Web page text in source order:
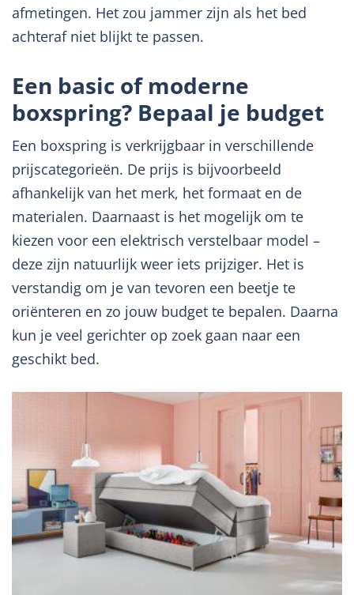
afmetingen. Het zou jammer zijn als het bed
achteraf niet blijkt te passen.
Een basic of moderne
boxspring? Bepaal je budget
Een boxspring is verkrijgbaar in verschillende
prijscategorieën. De prijs is bijvoorbeeld
afhankelijk van het merk, het formaat en de
materialen. Daarnaast is het mogelijk om te
kiezen voor een elektrisch verstelbaar model –
deze zijn natuurlijk weer iets prijziger. Het is
verstandig om je van tevoren een beetje te
oriënteren en zo jouw budget te bepalen. Daarna
kun je veel gerichter op zoek gaan naar een
geschikt bed.